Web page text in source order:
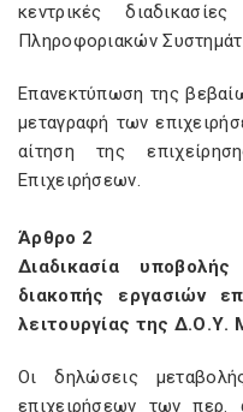
κεντρικές
Πληροφοριακών
Επανεκτύπωση της
μεταγραφή των
αίτηση της
Επιχειρήσεων.
Άρθρο 2
Διαδικασία
διακοπής εργασιών
λειτουργίας της Δ.Ο.Υ.
Οι δηλώσεις
επιχειρήσεων των